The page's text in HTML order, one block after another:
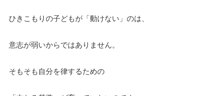
ひきこもりの子どもが「動けない」のは、
意志が弱いからではありません。
そもそも自分を律するための